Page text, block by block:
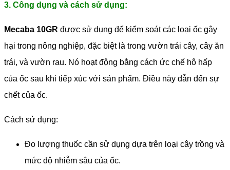
3. Công dụng và cách sử dụng:
Mecaba 10GR được sử dụng để kiểm soát các loại ốc gây
hại trong nông nghiệp, đặc biệt là trong vườn trái cây, cây ăn
trái, và vườn rau. Nó hoạt động bằng cách ức chế hô hấp
của ốc sau khi tiếp xúc với sản phẩm. Điều này dẫn đến sự
chết của ốc.
Cách sử dụng:
Đo lượng thuốc cần sử dụng dựa trên loại cây trồng và
mức độ nhiễm sâu của ốc.